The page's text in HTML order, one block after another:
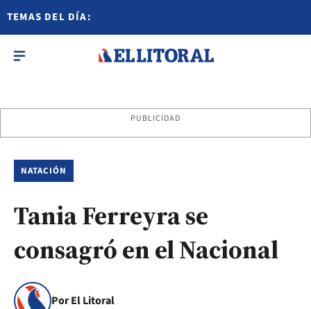
TEMAS DEL DÍA:
PUBLICIDAD
NATACIÓN
Tania Ferreyra se
consagró en el Nacional
Por El Litoral